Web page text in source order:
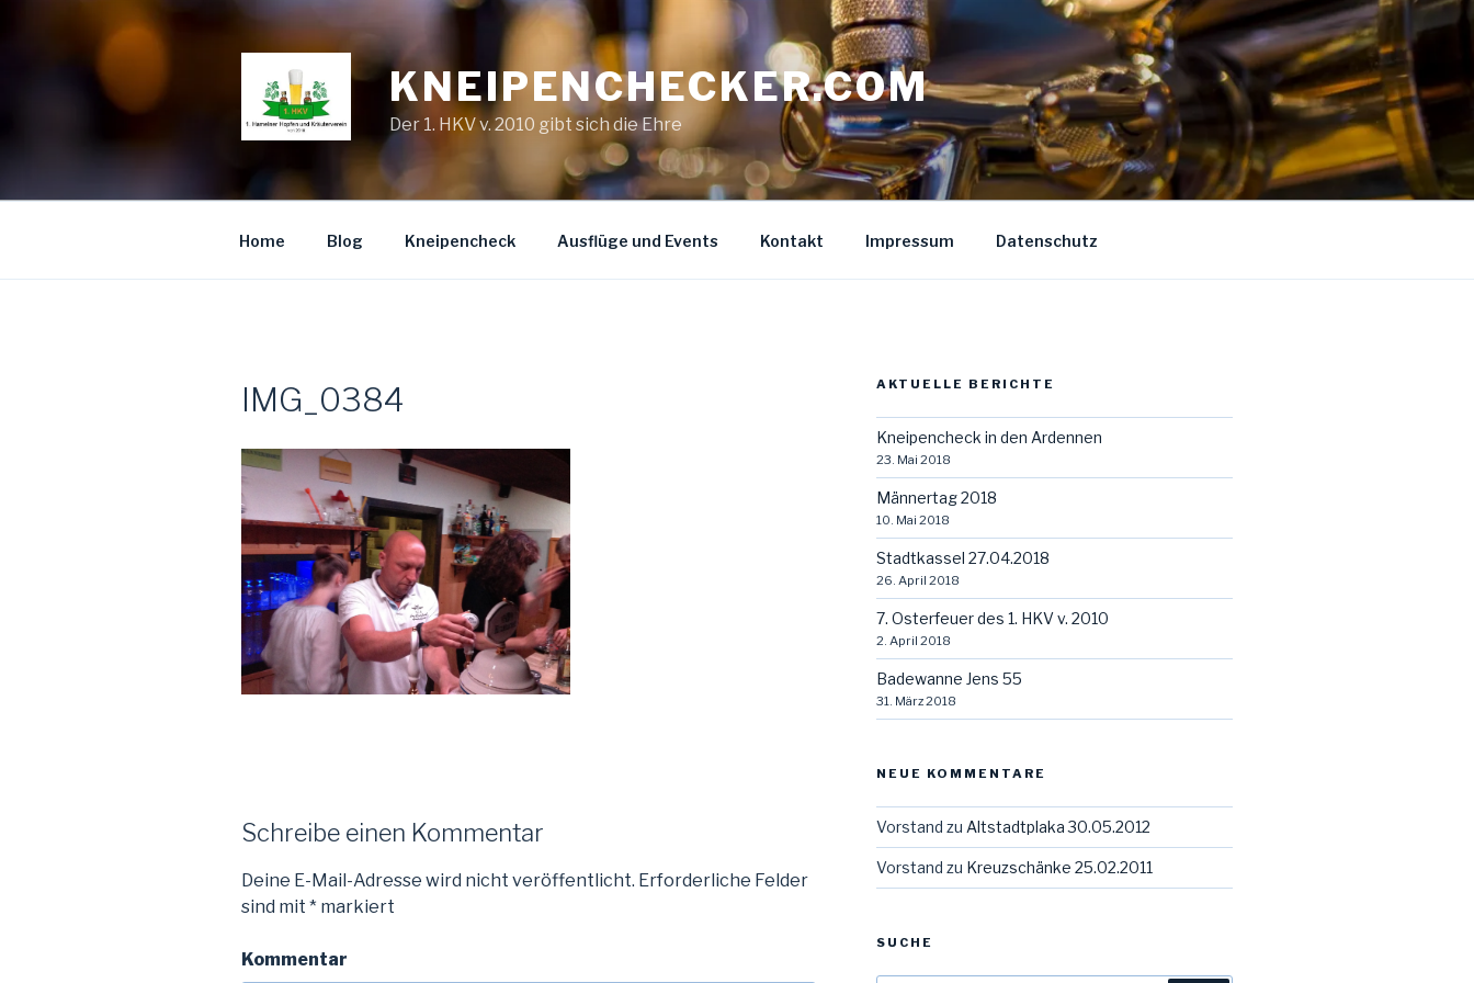
KNEIPENCHECKER.COM
Der 1. HKV v. 2010 gibt sich die Ehre
Home Blog Kneipencheck Ausflüge und Events Kontakt Impressum Datenschutz
IMG_0384
Schreibe einen Kommentar
Deine E-Mail-Adresse wird nicht veröffentlicht. Erforderliche Felder
sind mit * markiert
Kommentar
AKTUELLE BERICHTE
Kneipencheck in den Ardennen
23. Mai 2018
Männertag 2018
10. Mai 2018
Stadtkassel 27.04.2018
26. April 2018
7. Osterfeuer des 1. HKV v. 2010
2. April 2018
Badewanne Jens 55
31. März 2018
NEUE KOMMENTARE
Vorstand zu Altstadtplaka 30.05.2012
Vorstand zu Kreuzschänke 25.02.2011
SUCHE